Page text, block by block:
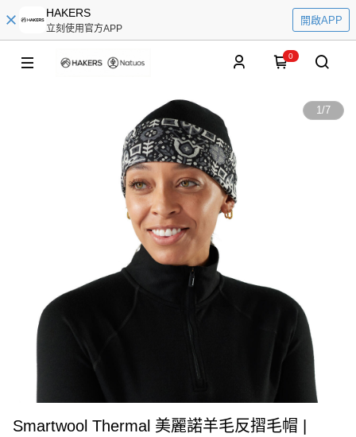
HAKERS
立刻使用官方APP
開啟APP
0
1/7
Smartwool Thermal 美麗諾羊毛反摺毛帽 |